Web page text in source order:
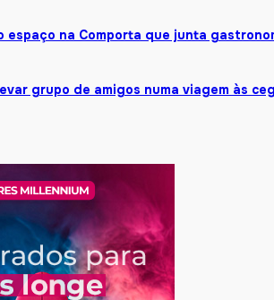
espaço na Comporta que junta
grupo de amigos numa viagem às